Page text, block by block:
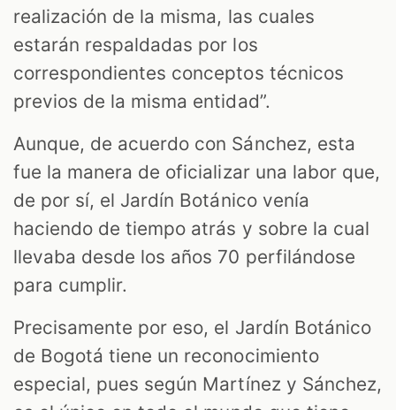
realización de la misma, las cuales
estarán respaldadas por los
correspondientes conceptos técnicos
previos de la misma entidad”.
Aunque, de acuerdo con Sánchez, esta
fue la manera de oficializar una labor que,
de por sí, el Jardín Botánico venía
haciendo de tiempo atrás y sobre la cual
llevaba desde los años 70 perfilándose
para cumplir.
Precisamente por eso, el Jardín Botánico
de Bogotá tiene un reconocimiento
especial, pues según Martínez y Sánchez,